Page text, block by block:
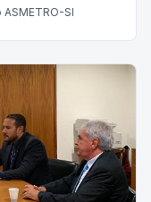
SI